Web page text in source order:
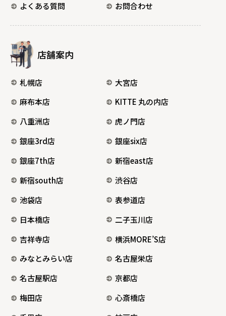
よくある質問 お問合わせ
店舗案内
札幌店
大宮店
麻布本店
KITTE 丸の内店
八重洲店
虎ノ門店
銀座3rd店
銀座six店
銀座7th店
新宿east店
新宿south店
渋谷店
池袋店
表参道店
日本橋店
二子玉川店
吉祥寺店
横浜MORE’S店
みなとみらい店
名古屋栄店
名古屋駅店
京都店
梅田店
心斎橋店